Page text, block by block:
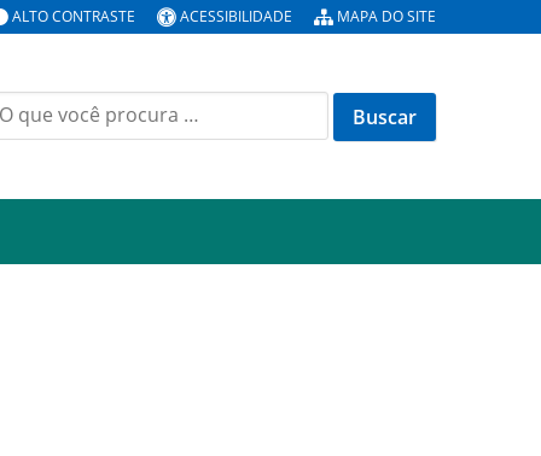
ALTO CONTRASTE ACESSIBILIDADE MAPA DO SITE